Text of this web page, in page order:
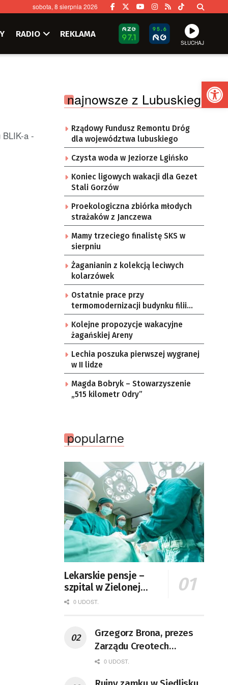
sobota, 8 sierpnia 2026
RADIO REKLAMA
SŁUCHAJ
BLIK-a -
najnowsze z Lubuskiego
Rządowy Fundusz Remontu Dróg
dla województwa lubuskiego
Czysta woda w Jeziorze Lgińsko
Koniec ligowych wakacji dla Gezet
Stali Gorzów
Proekologiczna zbiórka młodych
strażaków z Janczewa
Mamy trzeciego finalistę SKS w
sierpniu
Żaganianin z kolekcją leciwych
kolarzówek
Ostatnie prace przy
termomodernizacji budynku filii
żarskiego przedszkola Bajka
Kolejne propozycje wakacyjne
żagańskiej Areny
Lechia poszuka pierwszej wygranej
w II lidze
Magda Bobryk – Stowarzyszenie
„515 kilometr Odry”
popularne
Lekarskie pensje –
szpital w Zielonej
Górze podaje dane
0 UDOST.
Grzegorz Brona, prezes
Zarządu Creotech
Instruments S.A. Fizyk,
0 UDOST.